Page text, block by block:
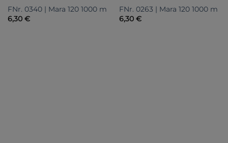
FNr. 0340 | Mara 120 1000 m
6,30 €
FNr. 0263 | Mara 120 1000 m
6,30 €